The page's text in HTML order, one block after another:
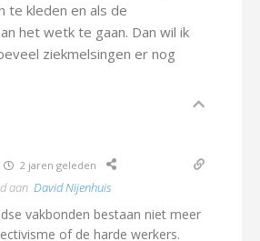
te kleden en als de
het wetk te gaan. Dan wil ik
ziekmelsingen er nog
2 jaren geleden
aan David Nijenhuis
vakbonden bestaan niet meer
of de harde werkers.